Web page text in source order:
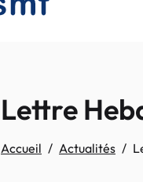
Lettre
Accueil Actualités